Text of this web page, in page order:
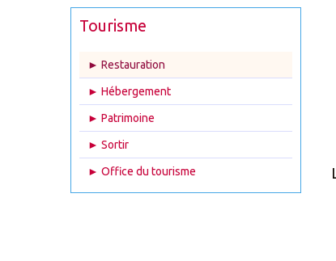
Tourisme
► Restauration
► Hébergement
► Patrimoine
► Sortir
► Office du tourisme